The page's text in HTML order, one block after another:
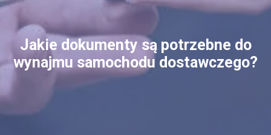
Jakie dokumenty są potrzebne do
wynajmu samochodu dostawczego?